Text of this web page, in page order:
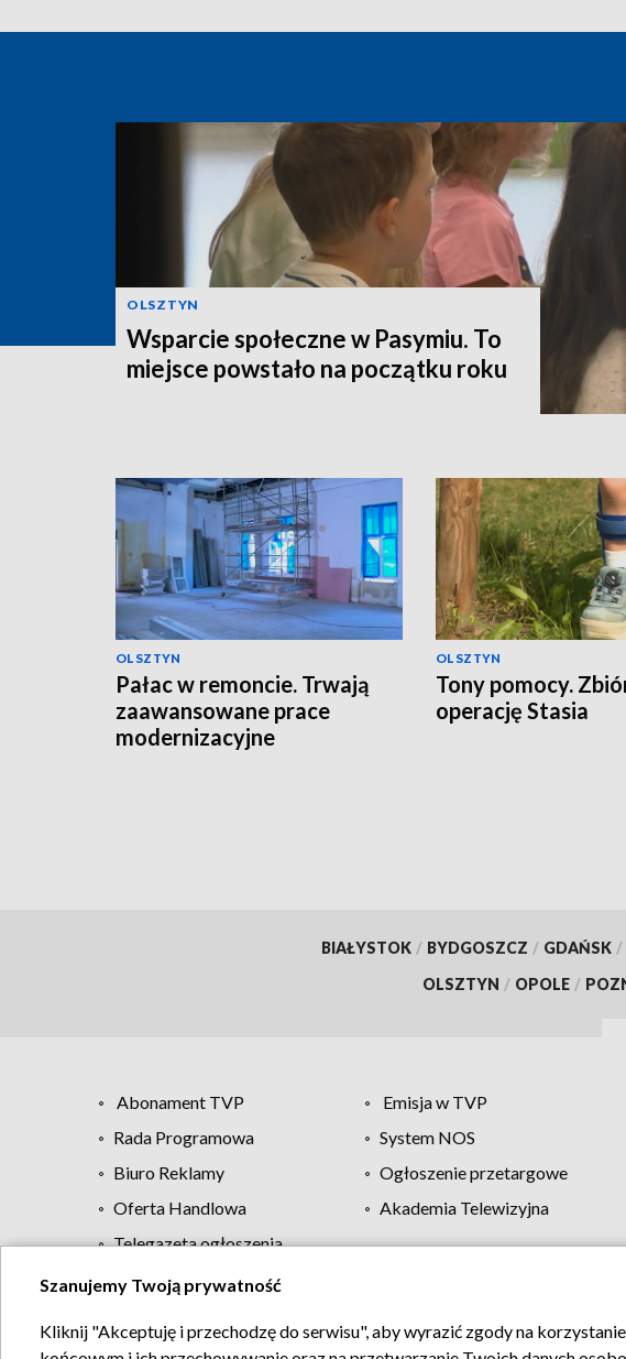
OLSZTYN
Wsparcie społeczne w Pasymiu. To
miejsce powstało na początku roku
OLSZTYN
Pałac w remoncie. Trwają
zaawansowane prace
modernizacyjne
OLSZTYN
Tony pomocy.
operację Stasia
BIAŁYSTOK / BYDGOSZCZ / GDAŃSK /
OLSZTYN / OPOLE /
Abonament TVP Emisja w TVP
Rada Programowa
System NOS
Biuro Reklamy
Ogłoszenie przetargowe
Oferta Handlowa
Akademia Telewizyjna
Telegazeta ogłoszenia
Regulamin TVP Polityka
Szanujemy Twoją prywatność
Kliknij "Akceptuję i przechodzę do serwisu", aby wyrazić zgody na